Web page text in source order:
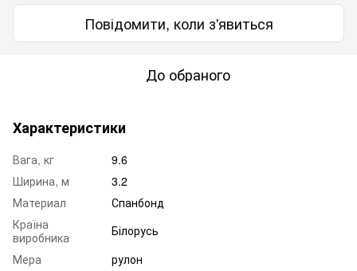
Повідомити, коли з'явиться
До обраного
Характеристики
Вага, кг
9.6
Ширина, м
3.2
Материал
Спанбонд
Країна
виробника
Білорусь
Мера
рулон